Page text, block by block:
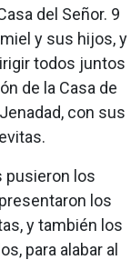
del Señor. 9
y sus hijos, y
todos juntos
de la Casa de
con sus
pusieron los
los
y también los
para alabar al